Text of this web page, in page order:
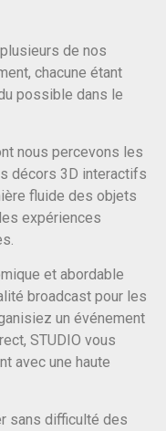
de nos
chacune étant
possible dans le
nous percevons les
décors 3D interactifs
fluide des objets
expériences
et abordable
broadcast pour les
un événement
STUDIO vous
avec une haute
sans difficulté des